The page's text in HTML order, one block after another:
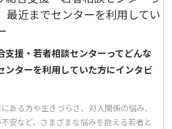
支援・若者相談センターってどんな
ターを利用していた方にインタビ
ある方や生きづらさ、対人関係の悩み、
安など、さまざまな悩みを抱える若者と